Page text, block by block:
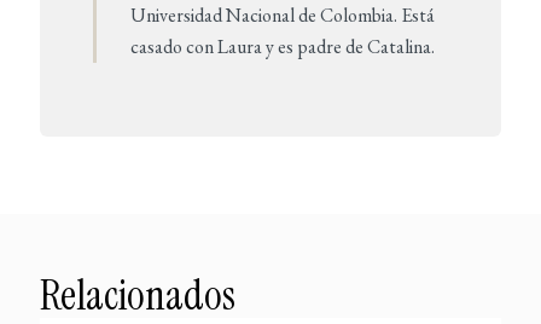
Universidad Nacional de Colombia. Está
casado con Laura y es padre de Catalina.
Relacionados